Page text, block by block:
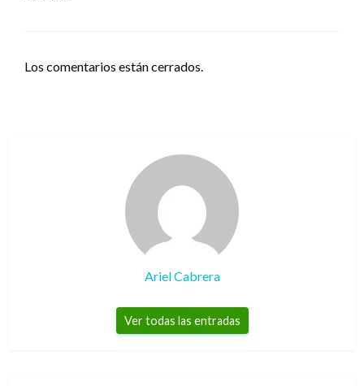
Los comentarios están cerrados.
Ariel Cabrera
Ver todas las entradas